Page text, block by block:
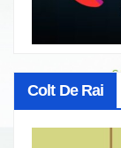
Colt De Rai